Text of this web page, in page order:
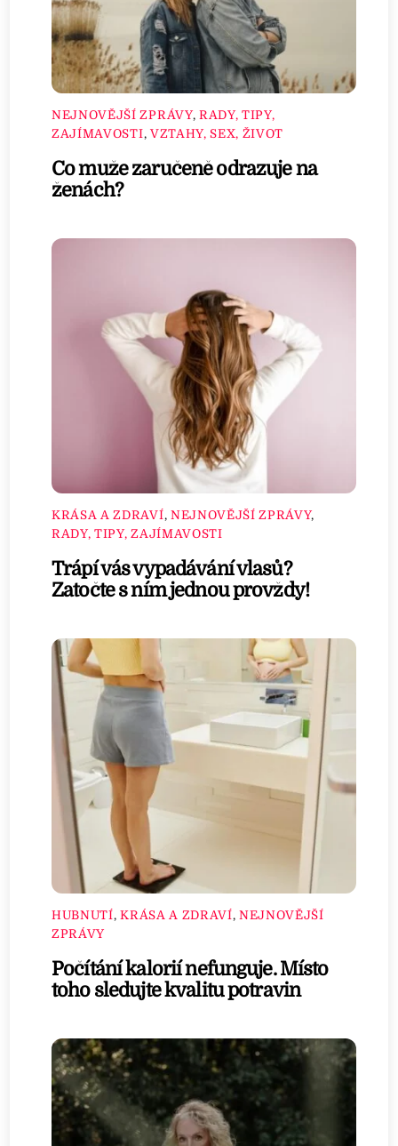
NEJNOVĚJŠÍ ZPRÁVY, RADY, TIPY,
ZAJÍMAVOSTI, VZTAHY, SEX, ŽIVOT
Co muže zaručeně odrazuje na
ženách?
KRÁSA A ZDRAVÍ, NEJNOVĚJŠÍ ZPRÁVY,
RADY, TIPY, ZAJÍMAVOSTI
Trápí vás vypadávání vlasů?
Zatočte s ním jednou provždy!
HUBNUTÍ,KRÁSA A ZDRAVÍ, NEJNOVĚJŠÍ
ZPRÁVY
Počítání kalorií nefunguje. Místo
toho sledujte kvalitu potravin